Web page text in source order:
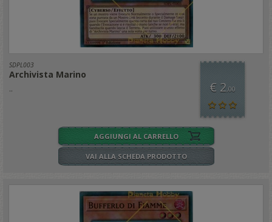
SDPL003
Archivista Marino
.. € 2,00
AGGIUNGI AL CARRELLO
VAI ALLA SCHEDA PRODOTTO